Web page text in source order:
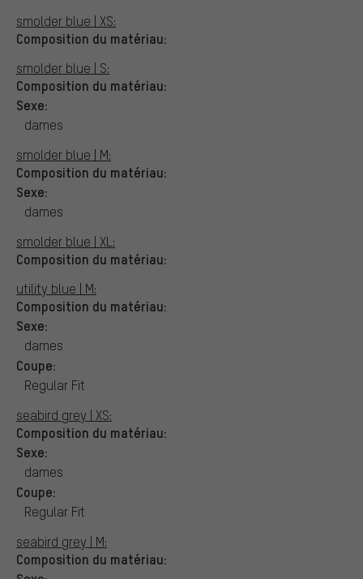
smolder blue | XS:
Composition du matériau:
smolder blue | S:
Composition du matériau:
Sexe:
dames
smolder blue | M:
Composition du matériau:
Sexe:
dames
smolder blue | XL:
Composition du matériau:
utility blue | M:
Composition du matériau:
Sexe:
dames
Coupe:
Regular Fit
seabird grey | XS:
Composition du matériau:
Sexe:
dames
Coupe:
Regular Fit
seabird grey | M:
Composition du matériau: